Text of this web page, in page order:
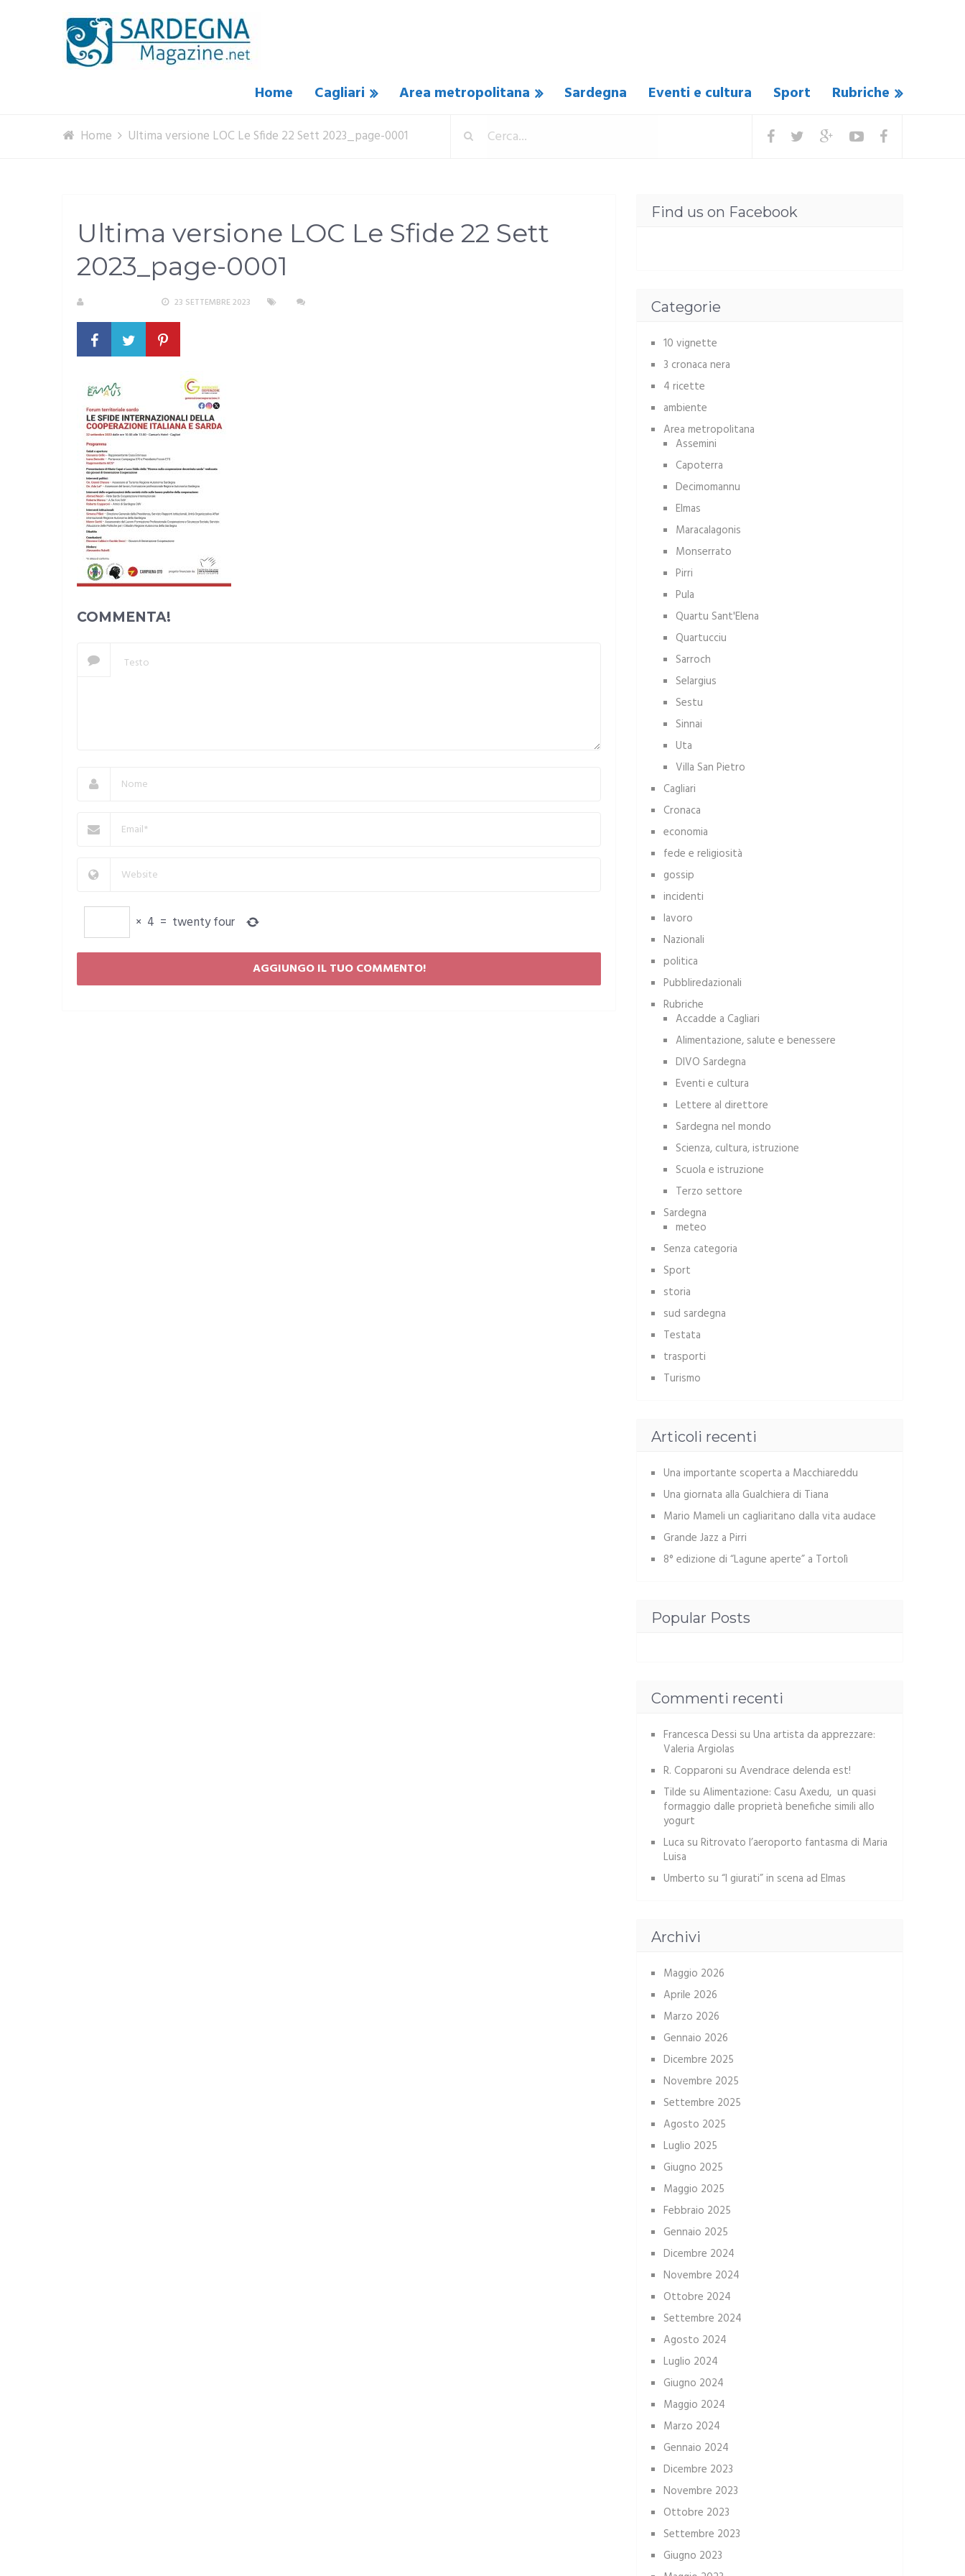
Home Cagliari Area metropolitana Sardegna Eventi e cultura Sport Rubriche
Home Ultima versione LOC Le Sfide 22 Sett 2023_page-0001
Ultima versione LOC Le Sfide 22 Sett
2023_page-0001
23 SETTEMBRE 2023
COMMENTA!
× 4 = twenty four
Find us on Facebook
Categorie
10 vignette
3 cronaca nera
4 ricette
ambiente
Area metropolitana
Assemini
Capoterra
Decimomannu
Elmas
Maracalagonis
Monserrato
Pirri
Pula
Quartu Sant'Elena
Quartucciu
Sarroch
Selargius
Sestu
Sinnai
Uta
Villa San Pietro
Cagliari
Cronaca
economia
fede e religiosità
gossip
incidenti
lavoro
Nazionali
politica
Pubbliredazionali
Rubriche
Accadde a Cagliari
Alimentazione, salute e benessere
DIVO Sardegna
Eventi e cultura
Lettere al direttore
Sardegna nel mondo
Scienza, cultura, istruzione
Scuola e istruzione
Terzo settore
Sardegna
meteo
Senza categoria
Sport
storia
sud sardegna
Testata
trasporti
Turismo
Articoli recenti
Una importante scoperta a Macchiareddu
Una giornata alla Gualchiera di Tiana
Mario Mameli un cagliaritano dalla vita audace
Grande Jazz a Pirri
8° edizione di “Lagune aperte” a Tortolì
Popular Posts
Commenti recenti
Francesca Dessi su Una artista da apprezzare:
Valeria Argiolas
R. Copparoni su Avendrace delenda est!
Tilde su Alimentazione: Casu Axedu, un quasi
formaggio dalle proprietà benefiche simili allo
yogurt
Luca su Ritrovato l’aeroporto fantasma di Maria
Luisa
Umberto su “I giurati” in scena ad Elmas
Archivi
Maggio 2026
Aprile 2026
Marzo 2026
Gennaio 2026
Dicembre 2025
Novembre 2025
Settembre 2025
Agosto 2025
Luglio 2025
Giugno 2025
Maggio 2025
Febbraio 2025
Gennaio 2025
Dicembre 2024
Novembre 2024
Ottobre 2024
Settembre 2024
Agosto 2024
Luglio 2024
Giugno 2024
Maggio 2024
Marzo 2024
Gennaio 2024
Dicembre 2023
Novembre 2023
Ottobre 2023
Settembre 2023
Giugno 2023